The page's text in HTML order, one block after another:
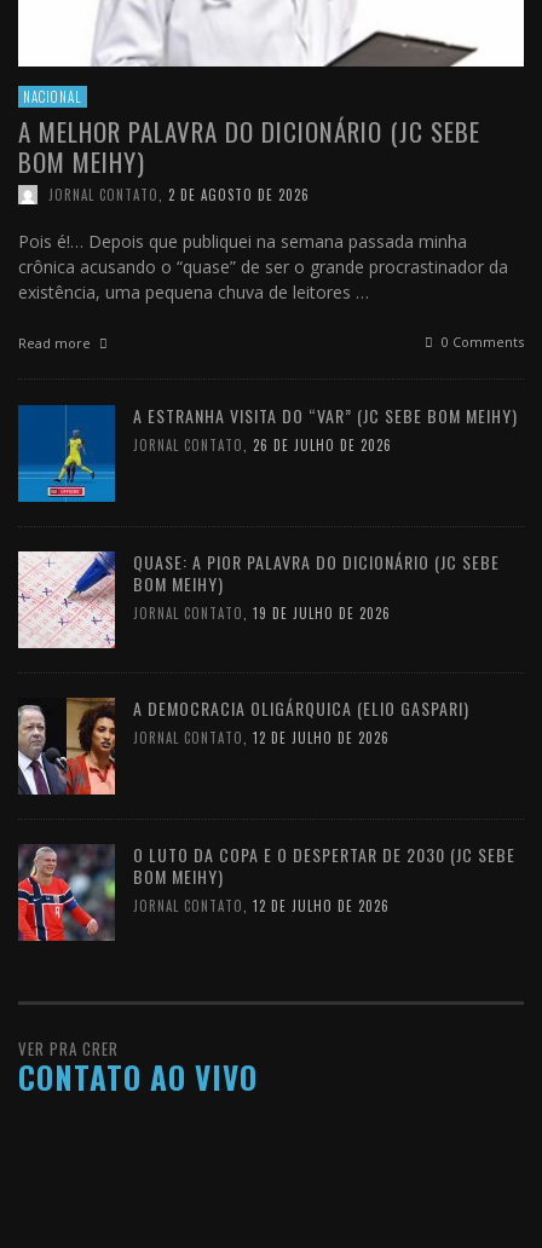
NACIONAL
A MELHOR PALAVRA DO DICIONÁRIO (JC SEBE
BOM MEIHY)
JORNAL CONTATO 2 DE AGOSTO DE 2026
Pois é!… Depois que publiquei na semana passada minha
crônica acusando o “quase” de ser o grande procrastinador da
existência, uma pequena chuva de leitores …
Read more 0 Comments
A ESTRANHA VISITA DO “VAR” (JC SEBE BOM MEIHY)
JORNAL CONTATO 26 DE JULHO DE 2026
QUASE: A PIOR PALAVRA DO DICIONÁRIO (JC SEBE
BOM MEIHY)
JORNAL CONTATO 19 DE JULHO DE 2026
A DEMOCRACIA OLIGÁRQUICA (ELIO GASPARI)
JORNAL CONTATO 12 DE JULHO DE 2026
O LUTO DA COPA E O DESPERTAR DE 2030 (JC SEBE
BOM MEIHY)
JORNAL CONTATO 12 DE JULHO DE 2026
VER PRA CRER
CONTATO AO VIVO